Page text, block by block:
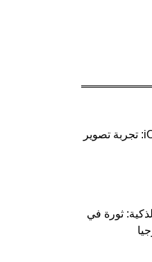
تحديث iOS 26: تجربة تصوير
ثورة في